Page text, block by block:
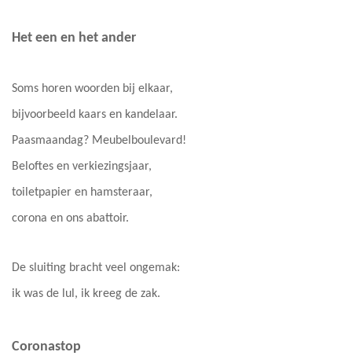
Het een en het ander
Soms horen woorden bij elkaar,
bijvoorbeeld kaars en kandelaar.
Paasmaandag? Meubelboulevard!
Beloftes en verkiezingsjaar,
toiletpapier en hamsteraar,
corona en ons abattoir.
De sluiting bracht veel ongemak:
ik was de lul, ik kreeg de zak.
Coronastop